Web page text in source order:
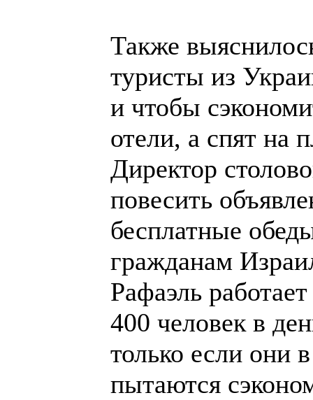
Также
туристы из
и чтобы
отели, а спят на
Директор
повесить
бесплатные
гражданам
Рафаэль
400 человек в
только если они
пытаются